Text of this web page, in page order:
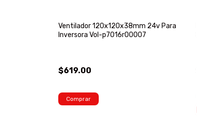
Ventilador 120x120x38mm 24v Para
Inversora Vol-p7016r00007
$619.00
Comprar